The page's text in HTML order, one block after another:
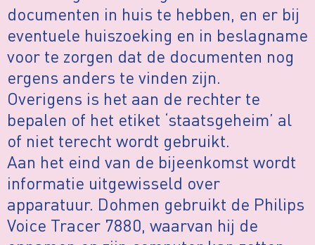
documenten in huis te hebben, en er bij
eventuele huiszoeking en in beslagname
voor te zorgen dat de documenten nog
ergens anders te vinden zijn.
Overigens is het aan de rechter te
bepalen of het etiket ‘staatsgeheim’ al
of niet terecht wordt gebruikt.
Aan het eind van de bijeenkomst wordt
informatie uitgewisseld over
apparatuur. Dohmen gebruikt de Philips
Voice Tracer 7880, waarvan hij de